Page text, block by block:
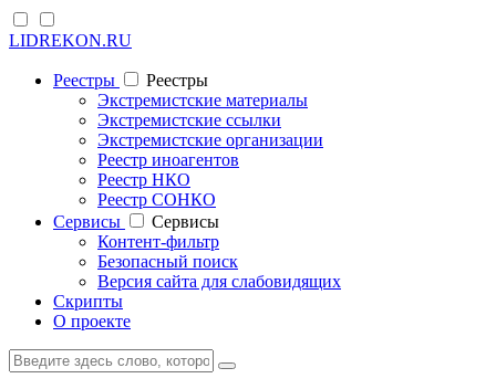
LIDREKON.RU
Реестры
Реестры
Экстремистские материалы
Экстремистские ссылки
Экстремистские организации
Реестр иноагентов
Реестр НКО
Реестр СОНКО
Cервисы
Cервисы
Контент-фильтр
Безопасный поиск
Версия сайта для слабовидящих
Скрипты
О проекте